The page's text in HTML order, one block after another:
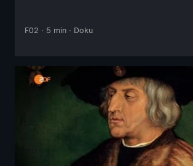
F02 · 5 min · Doku